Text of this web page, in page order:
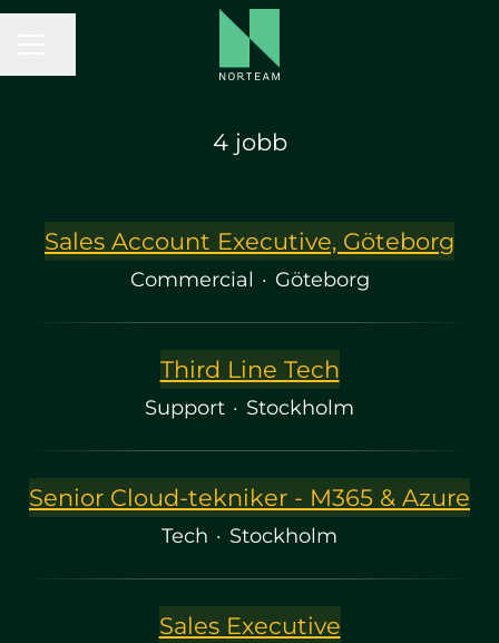
4 jobb
Sales Account Executive, Göteborg
Commercial · Göteborg
Third Line Tech
Support · Stockholm
Senior Cloud-tekniker - M365 & Azure
Tech · Stockholm
Sales Executive